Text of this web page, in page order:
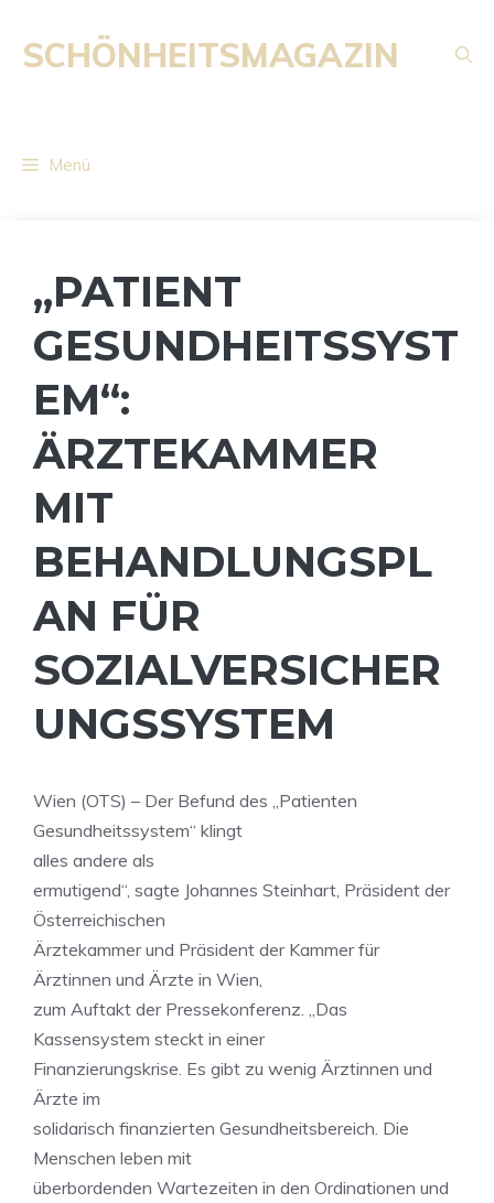
Inhalt
springen
SCHÖNHEITSMAGAZIN
Menü
„PATIENT
GESUNDHEITSSYST
EM“:
ÄRZTEKAMMER
MIT
BEHANDLUNGSPL
AN FÜR
SOZIALVERSICHER
UNGSSYSTEM
Wien (OTS) – Der Befund des „Patienten
Gesundheitssystem“ klingt
alles andere als
ermutigend“, sagte Johannes Steinhart, Präsident der
Österreichischen
Ärztekammer und Präsident der Kammer für
Ärztinnen und Ärzte in Wien,
zum Auftakt der Pressekonferenz. „Das
Kassensystem steckt in einer
Finanzierungskrise. Es gibt zu wenig Ärztinnen und
Ärzte im
solidarisch finanzierten Gesundheitsbereich. Die
Menschen leben mit
überbordenden Wartezeiten in den Ordinationen und